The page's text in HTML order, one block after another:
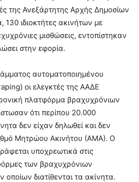
της Ανεξάρτητης Αρχής Δημοσίων
ιδιοκτήτες ακινήτων με
μισθώσεις, εντοπίστηκαν
στην εφορία.
αυτοματοποιημένου
οι ελεγκτές της ΑΑΔΕ
πλατφόρμα βραχυχρόνιων
ότι περίπου 20.000
δεν είχαν δηλωθεί και δεν
Μητρώου Ακινήτου (ΑΜΑ). Ο
υποχρεωτικά στις
των βραχυχρόνιων
διατίθενται τα ακίνητα.